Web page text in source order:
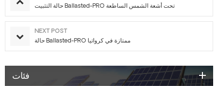
حالة التثبيت Ballasted-PRO تحت أشعة الشمس الساطعة
NEXT POST
حالة Ballasted-PRO ممتازة في كرواتيا
فئات